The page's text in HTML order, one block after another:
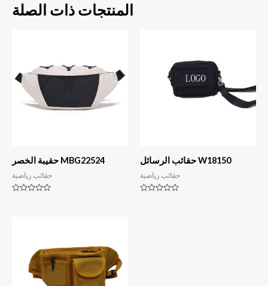
المنتجات ذات الصلة
حقيبة الخصر MBG22524
حقائب رياضية
حقائب الرسائل W18150
حقائب رياضية